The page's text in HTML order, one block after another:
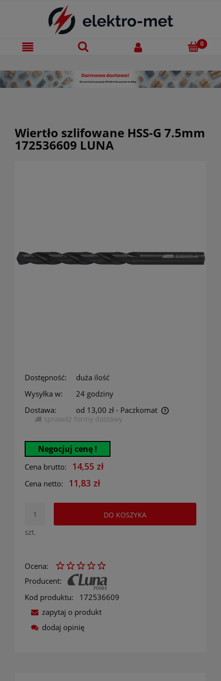
Wiertło szlifowane HSS-G 7.5mm
172536609 LUNA
Dostępność:
duża ilość
Wysyłka w:
24 godziny
Dostawa:
od 13,00 zł - Paczkomat
Cena nie zawiera ewentualnych kosztów płatności
sprawdź formy dostawy
Negocjuj cenę !
Cena brutto: 14,55 zł
Cena netto: 11,83 zł
szt.
DO KOSZYKA
Ocena:
Producent:
Kod produktu:
172536609
zapytaj o produkt
dodaj opinię